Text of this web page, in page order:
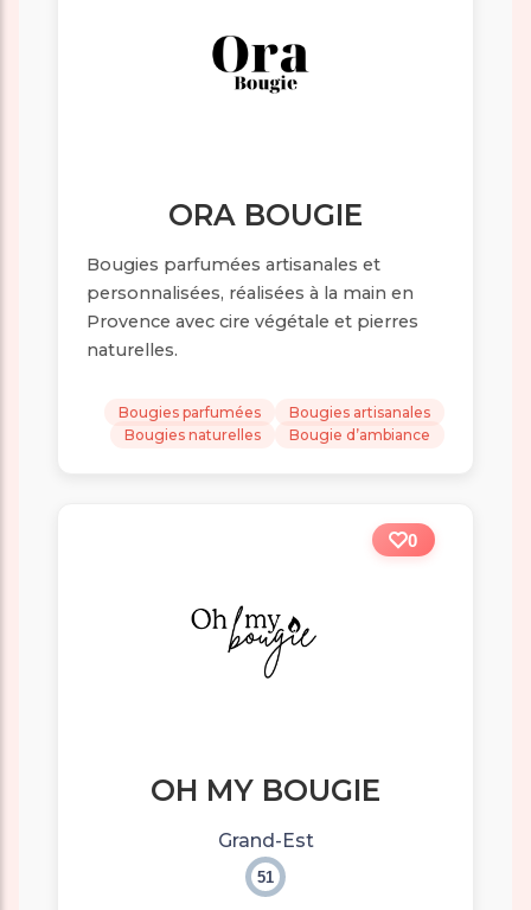
ORA BOUGIE
Bougies parfumées artisanales et
personnalisées, réalisées à la main en
Provence avec cire végétale et pierres
naturelles.
Bougies parfumées
Bougies artisanales
Bougies naturelles
Bougie d’ambiance
0
OH MY BOUGIE
Grand-Est
51